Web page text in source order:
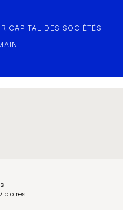
CAPITAL DES SOCIÉTÉS